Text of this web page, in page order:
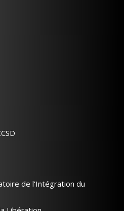
de l'Intégration du